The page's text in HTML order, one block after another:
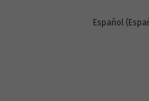
Cambiar el
Español